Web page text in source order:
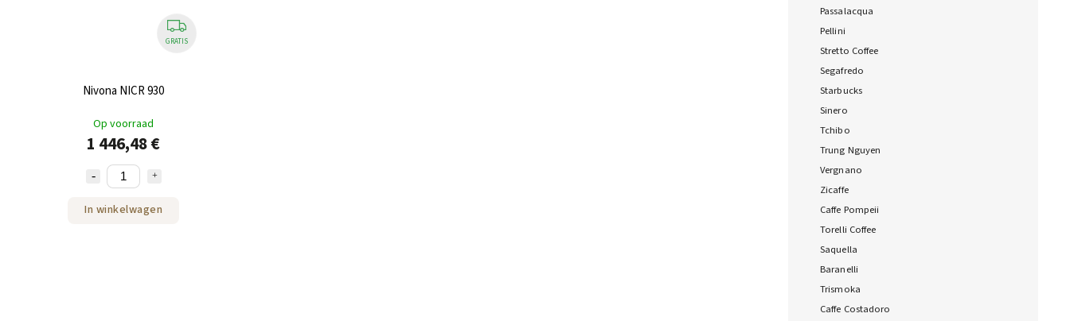
Passalacqua
Pellini
Stretto Coffee
Segafredo
Starbucks
Sinero
Tchibo
Trung Nguyen
Vergnano
Zicaffe
Caffe Pompeii
Torelli Coffee
Saquella
Baranelli
Trismoka
Caffe Costadoro
GRATIS
Nivona NICR 930
Op voorraad
1 446,48 €
In winkelwagen